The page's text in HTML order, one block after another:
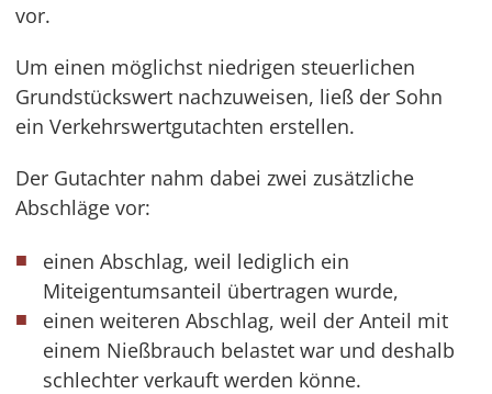
vor.
Um einen möglichst niedrigen steuerlichen
Grundstückswert nachzuweisen, ließ der Sohn
ein Verkehrswertgutachten erstellen.
Der Gutachter nahm dabei zwei zusätzliche
Abschläge vor:
einen Abschlag, weil lediglich ein
Miteigentumsanteil übertragen wurde,
einen weiteren Abschlag, weil der Anteil mit
einem Nießbrauch belastet war und deshalb
schlechter verkauft werden könne.